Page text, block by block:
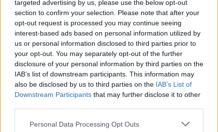
targeted advertising by us, please use the below opt-out
section to confirm your selection. Please note that after your
opt-out request is processed you may continue seeing
interest-based ads based on personal information utilized by
us or personal information disclosed to third parties prior to
your opt-out. You may separately opt-out of the further
disclosure of your personal information by third parties on the
IAB’s list of downstream participants. This information may
also be disclosed by us to third parties on the IAB’s List of
Downstream Participants that may further disclose it to other
Please note that this website/app uses one or more Google
Personal Data Processing Opt Outs
Lakatos Mónika Womex-életműdíjas előadóművész |
Smink és haj: Leányfalvi Vanda; Ruha: ELSYIAN
Fotó:Wilhelm Laura
Az egész világon ismernek, azonban a nyelvi
korlátok miatt csak kevesen értik, amiről énekelsz.